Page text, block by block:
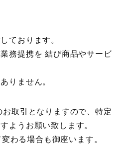
ております。
務提携を 結び商品やサービ
りません。
取引となりますので、特定
ようお願い致します。
わる場合も御座います。